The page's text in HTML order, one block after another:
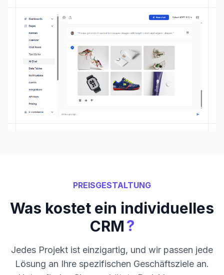
PREISGESTALTUNG
Was kostet ein individuelles
CRM?
Jedes Projekt ist einzigartig, und wir passen jede
Lösung an Ihre spezifischen Geschäftsziele an.